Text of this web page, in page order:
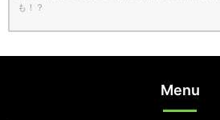
も！？
Menu